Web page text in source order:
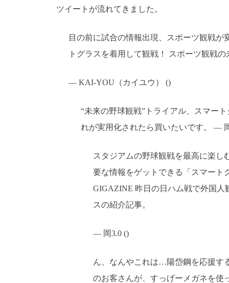
ツイートが流れてきました。
目の前に試合の情報出現、スポーツ観戦
トグラスを着用して観戦！ スポーツ観戦
— KAI-YOU（カイユウ） ()
“未来の野球観戦”トライアル、スマー
れが実用化されたら買いたいです。 —
スタジアムの野球観戦を最高に楽し
要な情報をゲットできる「スマート
GIGAZINE 昨日の日ハム戦で外国
スの紹介記事。
— 岡3.0 ()
ん、なんやこれは…陽岱鋼を応援す
のお客さんが、すっげーメガネを使